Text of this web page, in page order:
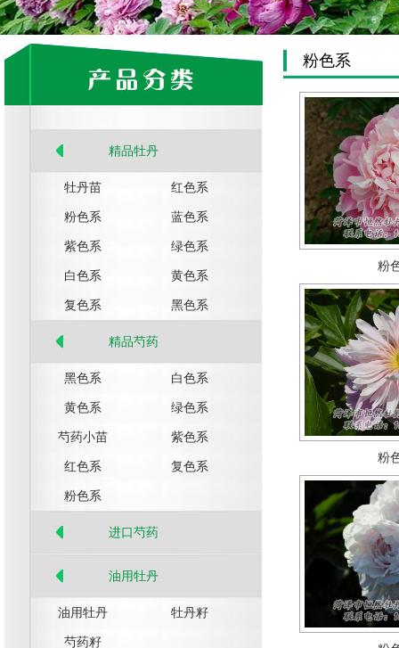
精品牡丹
牡丹苗 红色系
粉色系 蓝色系
紫色系 绿色系
白色系 黄色系
复色系 黑色系
精品芍药
黑色系 白色系
黄色系 绿色系
芍药小苗 紫色系
红色系 复色系
粉色系
进口芍药
油用牡丹
油用牡丹 牡丹籽
芍药籽
粉色系
粉
粉